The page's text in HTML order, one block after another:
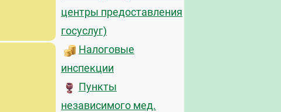
центры предоставления
госуслуг)
Налоговые
инспекции
Пункты
независимого мед.